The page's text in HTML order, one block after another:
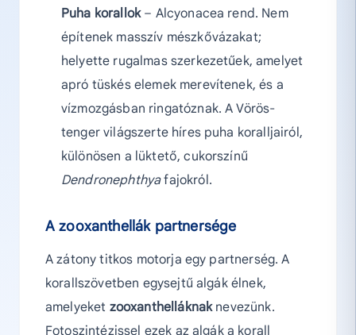
Puha korallok– Alcyonacea rend. Nem
építenek masszív mészkővázakat;
helyette rugalmas szerkezetűek, amelyet
apró tüskés elemek merevítenek, és a
vízmozgásban ringatóznak. A Vörös-
tenger világszerte híres puha koralljairól,
különösen a lüktető, cukorszínű
Dendronephthyafajokról.
A zooxanthellák partnersége
A zátony titkos motorja egy partnerség. A
korallszövetben egysejtű algák élnek,
amelyeket zooxanthelláknaknevezünk.
Fotoszintézissel ezek az algák a korall